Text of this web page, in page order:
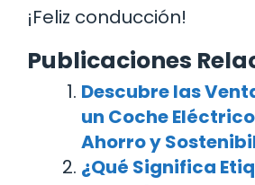
¡Feliz conducción!
Publicaciones
Descubre las
un Coche
Ahorro y
¿Qué Significa